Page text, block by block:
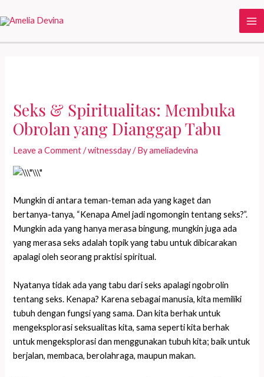
to
Seks & Spiritualitas: Membuka
Obrolan yang Dianggap Tabu
Leave a Comment /witnessday/ Byameliadevina
Mungkin di antara teman-teman ada yang kaget dan
bertanya-tanya, “Kenapa Amel jadi ngomongin tentang seks?”.
Mungkin ada yang hanya merasa bingung, mungkin juga ada
yang merasa seks adalah topik yang tabu untuk dibicarakan
apalagi oleh seorang praktisi spiritual.
Nyatanya tidak ada yang tabu dari seks apalagi ngobrolin
tentang seks. Kenapa? Karena sebagai manusia, kita memiliki
tubuh dengan fungsi yang sama. Dan kita berhak untuk
mengeksplorasi seksualitas kita, sama seperti kita berhak
untuk mengeksplorasi dan menggunakan tubuh kita; baik untuk
berjalan, membaca, berolahraga, maupun makan.